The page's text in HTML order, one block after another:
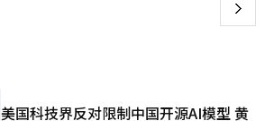
下
美国科技界反对限制中国开源AI模型 黄